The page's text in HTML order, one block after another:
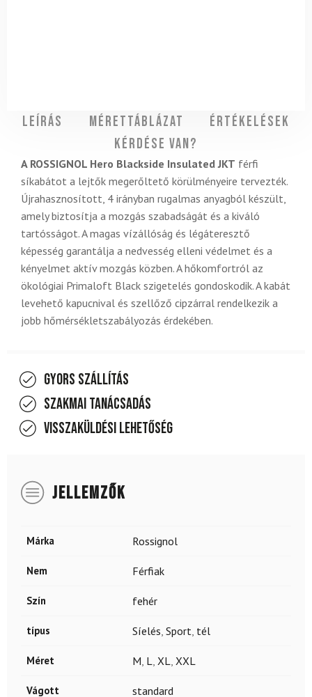
Leírás Mérettáblázat
Értékelések
Kérdése van?
A ROSSIGNOL Hero Blackside Insulated JKT férfi
síkabátot a lejtők megerőltető körülményeire tervezték.
Újrahasznosított, 4 irányban rugalmas anyagból készült,
amely biztosítja a mozgás szabadságát és a kiváló
tartósságot. A magas vízállóság és légáteresztő
képesség garantálja a nedvesség elleni védelmet és a
kényelmet aktív mozgás közben. A hőkomfortról az
ökológiai Primaloft Black szigetelés gondoskodik. A kabát
levehető kapucnival és szellőző cipzárral rendelkezik a
jobb hőmérsékletszabályozás érdekében.
Gyors szállítás
Szakmai tanácsadás
Visszaküldési lehetőség
JELLEMZŐK
Márka Rossignol
Nem Férfiak
Szín fehér
típus Síelés, Sport, tél
Méret M, L, XL, XXL
Vágott standard